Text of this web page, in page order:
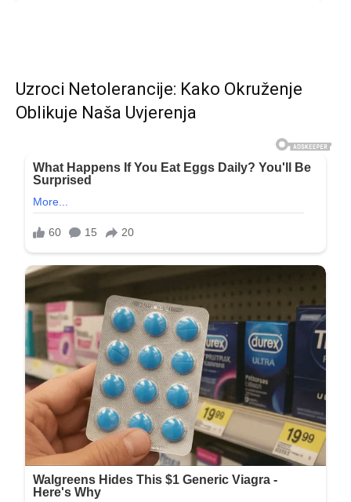
Uzroci Netolerancije: Kako Okruženje
Oblikuje Naša Uvjerenja